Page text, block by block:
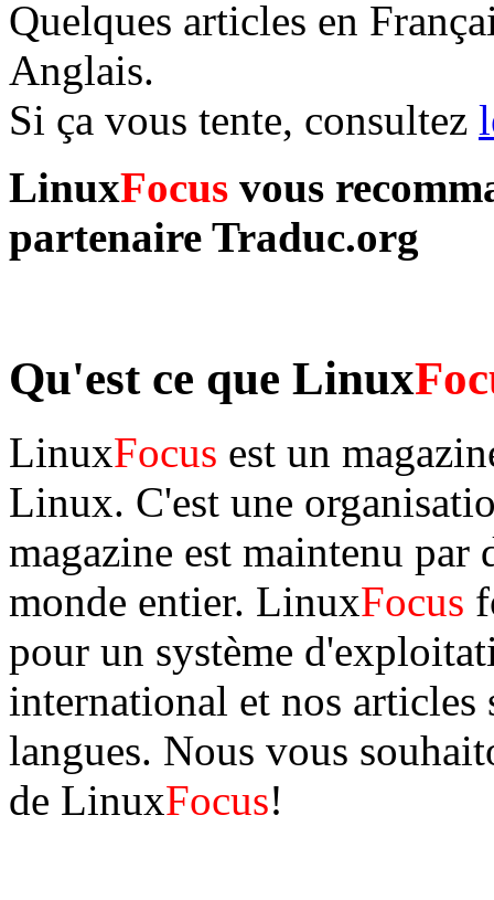
Quelques articles en
Anglais.
Si ça vous tente, consultez
LinuxFocus vous
partenaire Traduc.org
Qu'est ce que Linux
LinuxFocus est un
Linux. C'est une
magazine est maintenu par
monde entier. LinuxFocus
pour un système
international et nos articles
langues. Nous vous
de LinuxFocus!